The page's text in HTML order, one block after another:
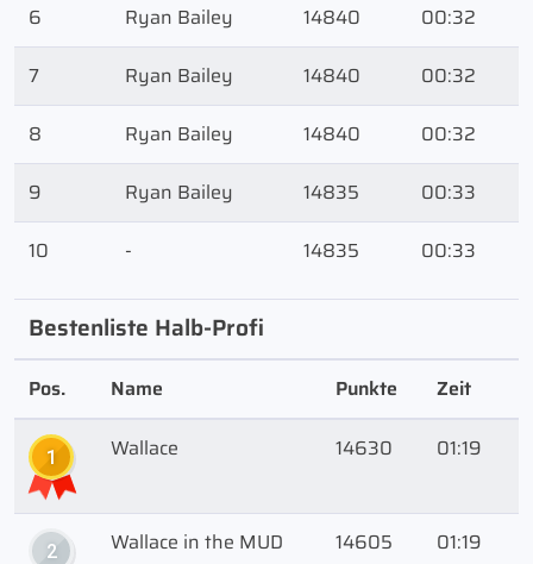
6
Ryan Bailey 14840
00:32
7
Ryan Bailey 14840
00:32
8
Ryan Bailey 14840
00:32
9
Ryan Bailey 14835
00:33
10
- 14835 00:33
Bestenliste Halb-Profi
Pos. Name Punkte Zeit
1 Wallace 14630 01:19
2 Wallace in the MUD 14605 01:19